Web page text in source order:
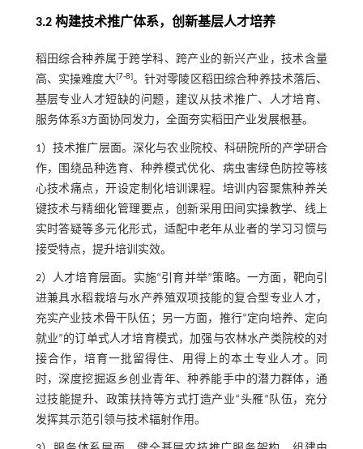
3.2 构建技术推广体系，创新基层人才培养
稻田综合种养属于跨学科、跨产业的新兴产业，技术含量
高、实操难度大[7-8]。针对零陵区稻田综合种养技术落后、
基层专业人才短缺的问题，建议从技术推广、人才培育、
服务体系3方面协同发力，全面夯实稻田产业发展根基。
1）技术推广层面。深化与农业院校、科研院所的产学研合
作，围绕品种选育、种养模式优化、病虫害绿色防控等核
心技术痛点，开设定制化培训课程。培训内容聚焦种养关
键技术与精细化管理要点，创新采用田间实操教学、线上
实时答疑等多元化形式，适配中老年从业者的学习习惯与
接受特点，提升培训实效。
2）人才培育层面。实施“引育并举”策略。一方面，靶向引
进兼具水稻栽培与水产养殖双项技能的复合型专业人才，
充实产业技术骨干队伍；另一方面，推行“定向培养、定向
就业”的订单式人才培育模式，加强与农林水产类院校的对
接合作，培育一批留得住、用得上的本土专业人才。同
时，深度挖掘返乡创业青年、种养能手中的潜力群体，通
过技能提升、政策扶持等方式打造产业“头雁”队伍，充分
发挥其示范引领与技术辐射作用。